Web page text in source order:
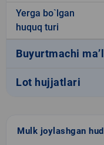
Yerga bo`lgan
huquq turi
Buyurtmachi
Lot hujjatlari
Mulk joylashgan